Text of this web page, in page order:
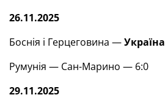
26.11.2025
Боснія і Герцеговина —Україна
Румунія — Сан-Марино — 6:0
29.11.2025